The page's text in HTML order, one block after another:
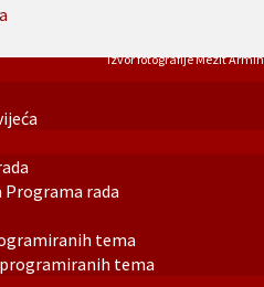
rada
tema
tema
Izvor fotografije Mezit Armin